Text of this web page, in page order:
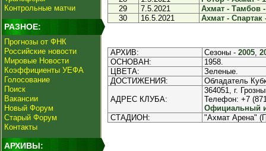
Контрольные матчи
РАЗНОЕ:
Прогнозы от ФНК
Российские новости
Мировые Новости
Коэффициенты УЕФА
Голосование
Поиск
Вакансии
Новый Форум
Старый Форум
Контакты
АРХИВЫ:
29
7.5.2021
Ахмат - Тамбов
30
16.5.2021 Ахмат - Спартак
АРХИВ: Сезоны - 2005,
ОСНОВАН:
1958.
ЦВЕТА:
Зеленые.
ДОСТИЖЕНИЯ:
Обладатель
АДРЕС КЛУБА:
364051, г.
Телефон: +7
Официальный
СТАДИОН:
"Ахмат Арена"